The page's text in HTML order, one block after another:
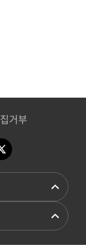
거부